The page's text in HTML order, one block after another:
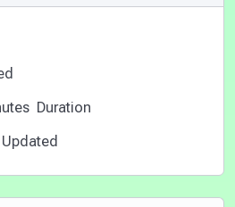
Duration